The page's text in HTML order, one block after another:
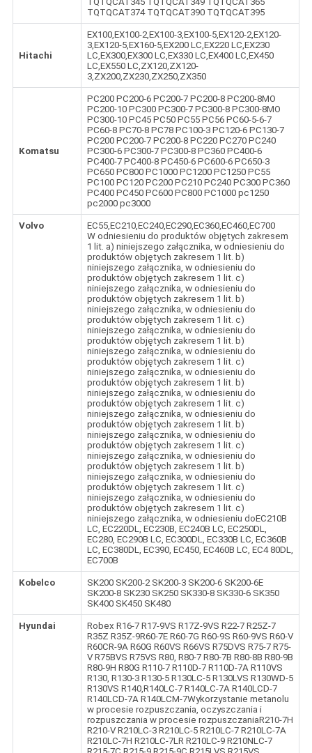
TQTQCAT374 TQTQCAT390 TQTQCAT395
Hitachi
EX100,EX100-2,EX100-3,EX100-5,EX120-2,EX120-
3,EX120-5,EX160-5,EX200 LC,EX220 LC,EX230
LC,EX300,EX300 LC,EX330 LC,EX400 LC,EX450
LC,EX550 LC,ZX120,ZX120-
3,ZX200,ZX230,ZX250,ZX350
Komatsu
PC200 PC200-6 PC200-7 PC200-8 PC200-8MO
PC200-10 PC300 PC300-7 PC300-8 PC300-8MO
PC300-10 PC45 PC50 PC55 PC56 PC60-5-6-7
PC60-8 PC70-8 PC78 PC100-3 PC120-6 PC130-7
PC200 PC200-7 PC200-8 PC220 PC270 PC240
PC300-6 PC300-7 PC300-8 PC360 PC400-6
PC400-7 PC400-8 PC450-6 PC600-6 PC650-3
PC650 PC800 PC1000 PC1200 PC1250 PC55
PC100 PC120 PC200 PC210 PC240 PC300 PC360
PC400 PC450 PC600 PC800 PC1000 pc1250
pc2000 pc3000
Volvo
EC55,EC210,EC240,EC290,EC360,EC460,EC700
W odniesieniu do produktów objętych zakresem
1 lit. a) niniejszego załącznika, w odniesieniu do
produktów objętych zakresem 1 lit. b)
niniejszego załącznika, w odniesieniu do
produktów objętych zakresem 1 lit. c)
niniejszego załącznika, w odniesieniu do
produktów objętych zakresem 1 lit. b)
niniejszego załącznika, w odniesieniu do
produktów objętych zakresem 1 lit. c)
niniejszego załącznika, w odniesieniu do
produktów objętych zakresem 1 lit. b)
niniejszego załącznika, w odniesieniu do
produktów objętych zakresem 1 lit. c)
niniejszego załącznika, w odniesieniu do
produktów objętych zakresem 1 lit. b)
niniejszego załącznika, w odniesieniu do
produktów objętych zakresem 1 lit. c)
niniejszego załącznika, w odniesieniu do
produktów objętych zakresem 1 lit. b)
niniejszego załącznika, w odniesieniu do
produktów objętych zakresem 1 lit. c)
niniejszego załącznika, w odniesieniu do
produktów objętych zakresem 1 lit. b)
niniejszego załącznika, w odniesieniu do
produktów objętych zakresem 1 lit. c)
niniejszego załącznika, w odniesieniu do
produktów objętych zakresem 1 lit. c)
niniejszego załącznika, w odniesieniu doEC210B
LC, EC220DL, EC230B, EC240B LC, EC250DL,
EC280, EC290B LC, EC300DL, EC330B LC, EC360B
LC, EC380DL, EC390, EC450, EC460B LC, EC4 80DL,
EC700B
Kobelco
SK200 SK200-2 SK200-3 SK200-6 SK200-6E
SK200-8 SK230 SK250 SK330-8 SK330-6 SK350
SK400 SK450 SK480
Hyundai
Robex R16-7 R17-9VS R17Z-9VS R22-7 R25Z-7
R35Z R35Z-9R60-7E R60-7G R60-9S R60-9VS R60-V
R60CR-9A R60G R60VS R66VS R75DVS R75-7 R75-
V R75BVS R75VS R80, R80-7 R80-7B R80-8B R80-9B
R80-9H R80G R110-7 R110D-7 R110D-7A R110VS
R130, R130-3 R130-5 R130LC-5 R130LVS R130WD-5
R130VS R140,R140LC-7 R140LC-7A R140LCD-7
R140LCD-7A R140LCM-7Wykorzystanie metanolu
w procesie rozpuszczania, oczyszczania i
rozpuszczania w procesie rozpuszczaniaR210-7H
R210-V R210LC-3 R210LC-5 R210LC-7 R210LC-7A
R210LC-7H R210LC-7LR R210LC-9 R210NLC-7